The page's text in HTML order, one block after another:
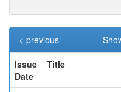
< previous
Issue
Date
Title